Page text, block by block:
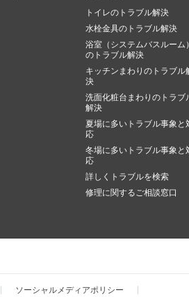
トイレのトラブル解決
水栓金具のトラブル解決
浴室（システムバスルーム）
のトラブル解決
キッチンまわりのトラブル
決
洗面化粧台まわりのトラブ
解決
夏場に多いトラブル事象と
応
冬場に多いトラブル事象と
応
詳しくトラブルを検索
修理に関するご相談窓口
ソーシャルメディアポリシー